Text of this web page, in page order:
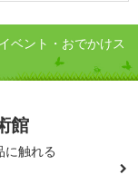
ベント・おでかけス
館
に触れる